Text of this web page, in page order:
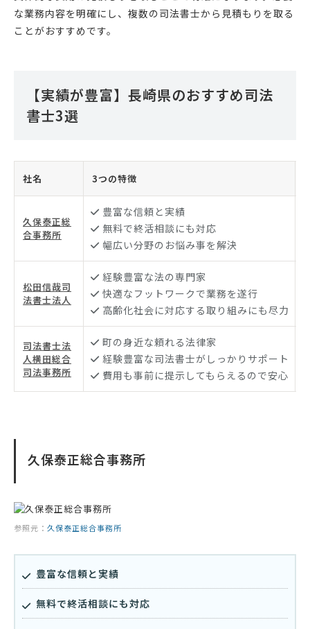
な業務内容を明確にし、複数の司法書士から見積もりを取る
ことがおすすめです。
【実績が豊富】長崎県のおすすめ司法
書士3選
社名 3つの特徴
久保泰正総
合事務所
豊富な信頼と実績
無料で終活相談にも対応
幅広い分野のお悩み事を解決
松田信哉司
法書士法人
経験豊富な法の専門家
快適なフットワークで業務を遂行
高齢化社会に対応する取り組みにも尽力
司法書士法
人横田総合
司法事務所
町の身近な頼れる法律家
経験豊富な司法書士がしっかりサポート
費用も事前に提示してもらえるので安心
久保泰正総合事務所
参照元： 久保泰正総合事務所
豊富な信頼と実績
無料で終活相談にも対応